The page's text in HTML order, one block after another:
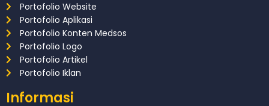
Portofolio Website
Portofolio Aplikasi
Portofolio Konten Medsos
Portofolio Logo
Portofolio Artikel
Portofolio Iklan
Informasi